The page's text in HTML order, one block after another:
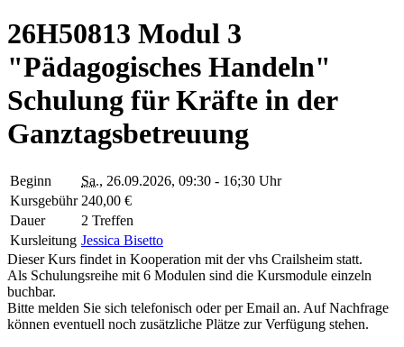
26H50813 Modul 3
"Pädagogisches Handeln"
Schulung für Kräfte in der
Ganztagsbetreuung
Beginn Sa., 26.09.2026, 09:30 - 16;30 Uhr
Kursgebühr 240,00 €
Dauer
2 Treffen
Kursleitung Jessica Bisetto
Dieser Kurs findet in Kooperation mit der vhs Crailsheim statt.
Als Schulungsreihe mit 6 Modulen sind die Kursmodule einzeln
buchbar.
Bitte melden Sie sich telefonisch oder per Email an. Auf Nachfrage
können eventuell noch zusätzliche Plätze zur Verfügung stehen.